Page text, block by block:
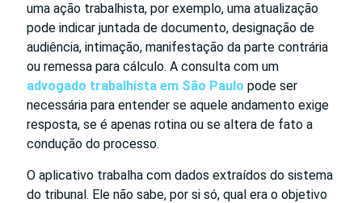
uma ação trabalhista, por exemplo, uma atualização
pode indicar juntada de documento, designação de
audiência, intimação, manifestação da parte contrária
ou remessa para cálculo. A consulta com um
advogado trabalhista em São Paulo pode ser
necessária para entender se aquele andamento exige
resposta, se é apenas rotina ou se altera de fato a
condução do processo.
O aplicativo trabalha com dados extraídos do sistema
do tribunal. Ele não sabe, por si só, qual era o objetivo